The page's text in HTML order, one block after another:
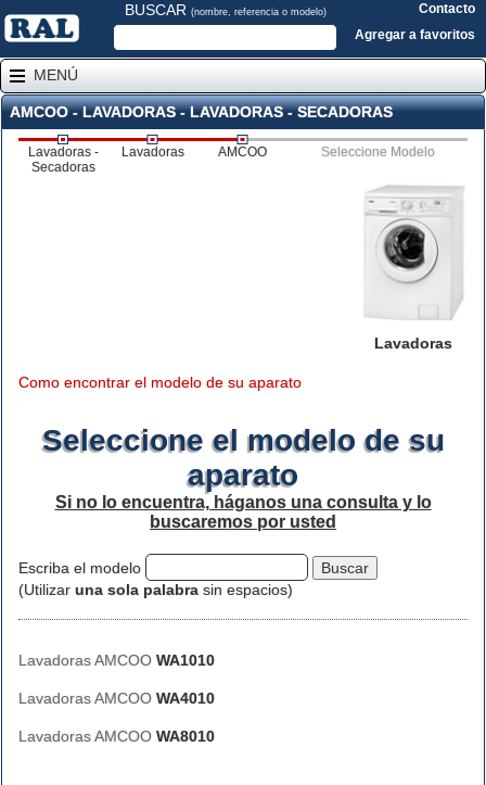
BUSCAR (nombre, referencia o modelo)
Contacto
Agregar a favoritos
MENÚ
AMCOO - LAVADORAS - LAVADORAS - SECADORAS
Lavadoras -
Secadoras
Lavadoras AMCOO Seleccione Modelo
Lavadoras
Como encontrar el modelo de su aparato
Seleccione el modelo de su
aparato
Si no lo encuentra, háganos una consulta y lo
buscaremos por usted
Escriba el modelo
(Utilizar una sola palabra sin espacios)
Lavadoras AMCOO WA1010
Lavadoras AMCOO WA4010
Lavadoras AMCOO WA8010